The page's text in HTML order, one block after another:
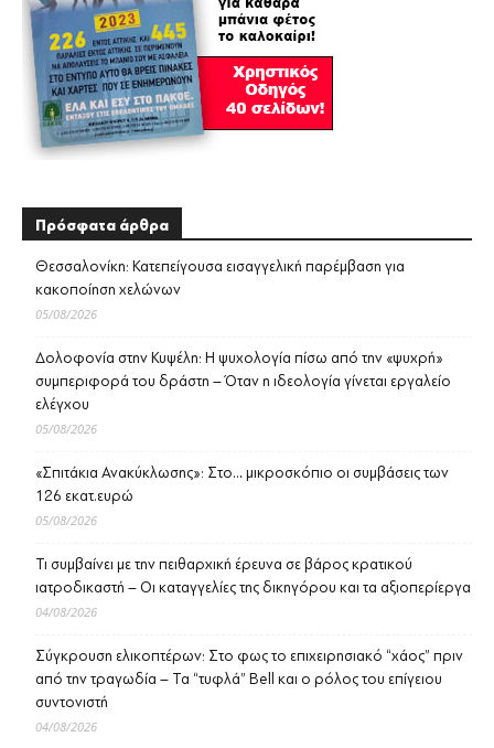
Πρόσφατα άρθρα
Θεσσαλονίκη: Κατεπείγουσα εισαγγελική παρέμβαση για
κακοποίηση χελώνων
05/08/2026
Δολοφονία στην Κυψέλη: Η ψυχολογία πίσω από την «ψυχρή»
συμπεριφορά του δράστη – Όταν η ιδεολογία γίνεται εργαλείο
ελέγχου
05/08/2026
«Σπιτάκια Ανακύκλωσης»: Στο… μικροσκόπιο οι συμβάσεις των
126 εκατ.ευρώ
05/08/2026
Τι συμβαίνει με την πειθαρχική έρευνα σε βάρος κρατικού
ιατροδικαστή – Οι καταγγελίες της δικηγόρου και τα αξιοπερίεργα
04/08/2026
Σύγκρουση ελικοπτέρων: Στο φως το επιχειρησιακό “χάος” πριν
από την τραγωδία – Τα “τυφλά” Bell και ο ρόλος του επίγειου
συντονιστή
04/08/2026